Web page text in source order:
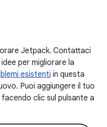
Jetpack. Contattaci
per migliorare la
esistenti in questa
Puoi aggiungere il tuo
clic sul pulsante a